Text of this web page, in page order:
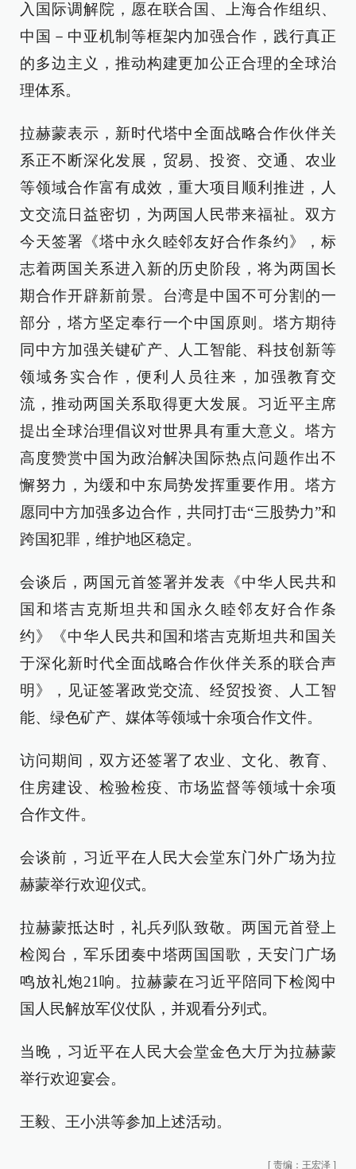
入国际调解院，愿在联合国、上海合作组织、
中国－中亚机制等框架内加强合作，践行真正
的多边主义，推动构建更加公正合理的全球治
理体系。
拉赫蒙表示，新时代塔中全面战略合作伙伴关
系正不断深化发展，贸易、投资、交通、农业
等领域合作富有成效，重大项目顺利推进，人
文交流日益密切，为两国人民带来福祉。双方
今天签署《塔中永久睦邻友好合作条约》，标
志着两国关系进入新的历史阶段，将为两国长
期合作开辟新前景。台湾是中国不可分割的一
部分，塔方坚定奉行一个中国原则。塔方期待
同中方加强关键矿产、人工智能、科技创新等
领域务实合作，便利人员往来，加强教育交
流，推动两国关系取得更大发展。习近平主席
提出全球治理倡议对世界具有重大意义。塔方
高度赞赏中国为政治解决国际热点问题作出不
懈努力，为缓和中东局势发挥重要作用。塔方
愿同中方加强多边合作，共同打击“三股势力”和
跨国犯罪，维护地区稳定。
会谈后，两国元首签署并发表《中华人民共和
国和塔吉克斯坦共和国永久睦邻友好合作条
约》《中华人民共和国和塔吉克斯坦共和国关
于深化新时代全面战略合作伙伴关系的联合声
明》，见证签署政党交流、经贸投资、人工智
能、绿色矿产、媒体等领域十余项合作文件。
访问期间，双方还签署了农业、文化、教育、
住房建设、检验检疫、市场监督等领域十余项
合作文件。
会谈前，习近平在人民大会堂东门外广场为拉
赫蒙举行欢迎仪式。
拉赫蒙抵达时，礼兵列队致敬。两国元首登上
检阅台，军乐团奏中塔两国国歌，天安门广场
鸣放礼炮21响。拉赫蒙在习近平陪同下检阅中
国人民解放军仪仗队，并观看分列式。
当晚，习近平在人民大会堂金色大厅为拉赫蒙
举行欢迎宴会。
王毅、王小洪等参加上述活动。
[ 责编：王宏泽 ]